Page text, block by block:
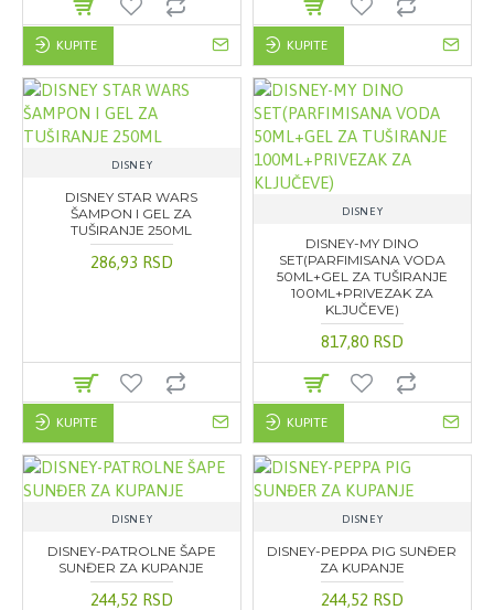
KUPITE KUPITE
DISNEY
DISNEY STAR WARS
ŠAMPON I GEL ZA
TUŠIRANJE 250ML
286,93 RSD
KUPITE
DISNEY
DISNEY-MY DINO
SET(PARFIMISANA VODA
50ML+GEL ZA TUŠIRANJE
100ML+PRIVEZAK ZA
KLJUČEVE)
817,80 RSD
KUPITE
DISNEY
DISNEY-PATROLNE ŠAPE
SUNĐER ZA KUPANJE
244,52 RSD
DISNEY
DISNEY-PEPPA PIG SUNĐER
ZA KUPANJE
244,52 RSD